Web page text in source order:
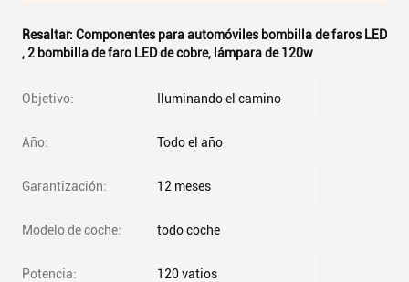
Resaltar: Componentes para automóviles bombilla de faros LED
, 2 bombilla de faro LED de cobre, lámpara de 120w
Objetivo: Iluminando el camino
Año: Todo el año
Garantización: 12 meses
Modelo de coche: todo coche
Potencia: 120 vatios